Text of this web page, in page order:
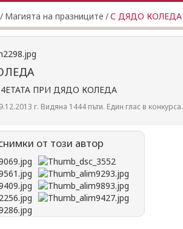
/ Магията на празниците /С ДЯДО КОЛЕДА
ПРИ ДЯДО КОЛЕДА
г. Видяна 1444 пъти. Един глас в конкурса.
от този автор